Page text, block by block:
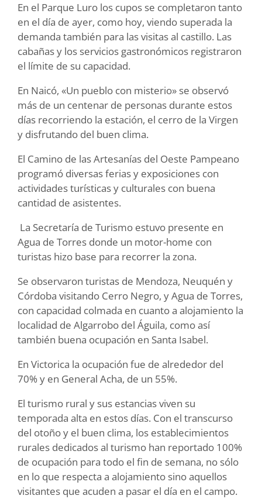
En el Parque Luro los cupos se completaron tanto
en el día de ayer, como hoy, viendo superada la
demanda también para las visitas al castillo. Las
cabañas y los servicios gastronómicos registraron
el límite de su capacidad.
En Naicó, «Un pueblo con misterio» se observó
más de un centenar de personas durante estos
días recorriendo la estación, el cerro de la Virgen
y disfrutando del buen clima.
El Camino de las Artesanías del Oeste Pampeano
programó diversas ferias y exposiciones con
actividades turísticas y culturales con buena
cantidad de asistentes.
La Secretaría de Turismo estuvo presente en
Agua de Torres donde un motor-home con
turistas hizo base para recorrer la zona.
Se observaron turistas de Mendoza, Neuquén y
Córdoba visitando Cerro Negro, y Agua de Torres,
con capacidad colmada en cuanto a alojamiento la
localidad de Algarrobo del Águila, como así
también buena ocupación en Santa Isabel.
En Victorica la ocupación fue de alrededor del
70% y en General Acha, de un 55%.
El turismo rural y sus estancias viven su
temporada alta en estos días. Con el transcurso
del otoño y el buen clima, los establecimientos
rurales dedicados al turismo han reportado 100%
de ocupación para todo el fin de semana, no sólo
en lo que respecta a alojamiento sino aquellos
visitantes que acuden a pasar el día en el campo.